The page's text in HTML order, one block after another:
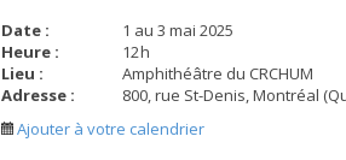
Date :
1 au 3 mai 2025
Heure :
12h
Lieu :
Amphithéâtre du CRCHUM
Adresse :
800, rue St-Denis, Montréal
Ajouter à votre calendrier